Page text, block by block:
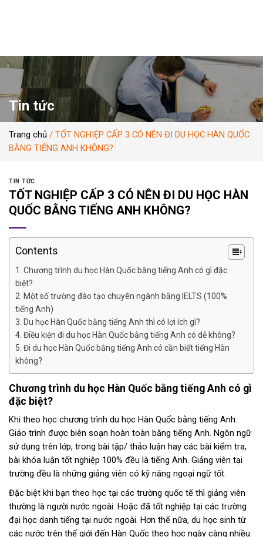
Tin tức
Trang chủ / TỐT NGHIỆP CẤP 3 CÓ NÊN ĐI DU HỌC HÀN QUỐC
BẰNG TIẾNG ANH KHÔNG?
TIN TỨC
TỐT NGHIỆP CẤP 3 CÓ NÊN ĐI DU HỌC HÀN
QUỐC BẰNG TIẾNG ANH KHÔNG?
Contents
Chương trình du học Hàn Quốc bằng tiếng Anh có gì đặc
biệt?
Một số trường đào tạo chuyên ngành bằng IELTS (100%
tiếng Anh)
Du học Hàn Quốc bằng tiếng Anh thì có lợi ích gì?
Điều kiện đi du học Hàn Quốc bằng tiếng Anh có dễ không?
Đi du học Hàn Quốc bằng tiếng Anh có cần biết tiếng Hàn
không?
Chương trình du học Hàn Quốc bằng tiếng Anh có gì
đặc biệt?
Khi theo học chương trình du học Hàn Quốc bằng tiếng Anh.
Giáo trình được biên soạn hoàn toàn bằng tiếng Anh. Ngôn ngữ
sử dụng trên lớp, trong bài tập/ thảo luận hay các bài kiểm tra,
bài khóa luận tốt nghiệp 100% đều là tiếng Anh. Giảng viên tại
trường đều là những giảng viên có kỹ năng ngoại ngữ tốt.
Đặc biệt khi bạn theo học tại các trường quốc tế thì giảng viên
thường là người nước ngoài. Hoặc đã tốt nghiệp tại các trường
đại học danh tiếng tại nước ngoài. Hơn thế nữa, du học sinh từ
các nước trên thế giới đến Hàn Quốc theo học ngày càng nhiều.